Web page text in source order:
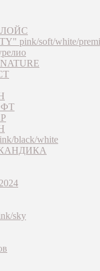
ЛОЙС
pink/soft/white/
black/white
sky